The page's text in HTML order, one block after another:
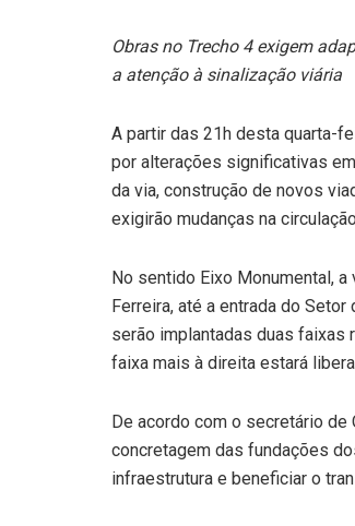
Obras no Trecho 4 exigem
a atenção à sinalização viária
A partir das 21h desta quarta-
por alterações significativas
da via, construção de novos
exigirão mudanças na
No sentido Eixo Monumental,
Ferreira, até a entrada do
serão implantadas duas faixas
faixa mais à direita estará
De acordo com o secretário
concretagem das fundações
infraestrutura e beneficiar o